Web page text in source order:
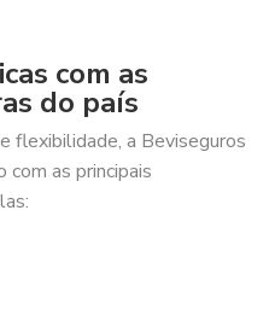
com as
do país
flexibilidade, a Beviseguros
as principais